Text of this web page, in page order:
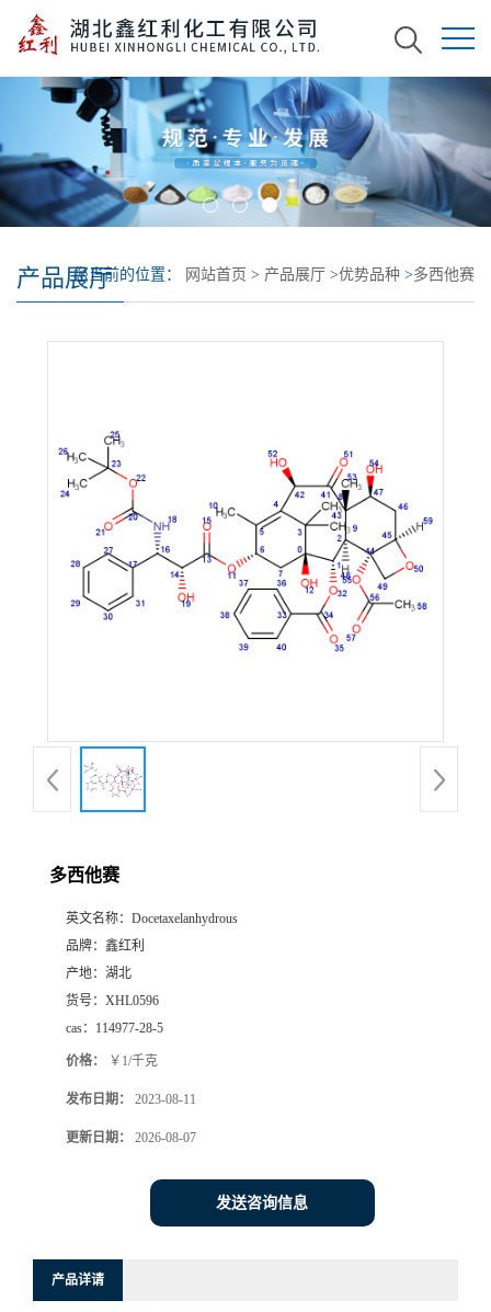
产品展厅您当前的位置： 网站首页 > 产品展厅 >优势品种 >多西他赛
多西他赛
英文名称： Docetaxelanhydrous
品牌： 鑫红利
产地： 湖北
货号： XHL0596
cas： 114977-28-5
价格： ￥1/千克
发布日期： 2023-08-11
更新日期： 2026-08-07
发送咨询信息
产品详请